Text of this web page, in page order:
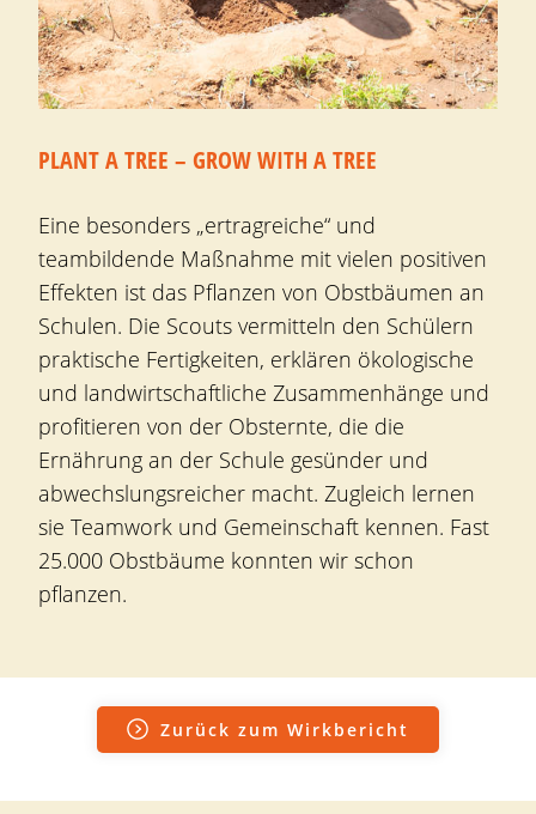
PLANT A TREE – GROW WITH A TREE
Eine besonders „ertragreiche“ und
teambildende Maßnahme mit vielen positiven
Effekten ist das Pflanzen von Obstbäumen an
Schulen. Die Scouts vermitteln den Schülern
praktische Fertigkeiten, erklären ökologische
und landwirtschaftliche Zusammenhänge und
profitieren von der Obsternte, die die
Ernährung an der Schule gesünder und
abwechslungsreicher macht. Zugleich lernen
sie Teamwork und Gemeinschaft kennen. Fast
25.000 Obstbäume konnten wir schon
pflanzen.
Zurück zum Wirkbericht